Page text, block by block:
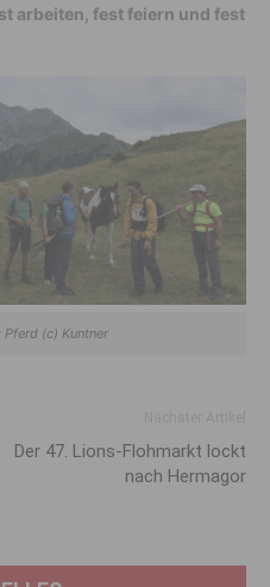
arbeiten, fest feiern und fest
(c) Kuntner
Der 47. Lions-Flohmarkt lockt
nach Hermagor